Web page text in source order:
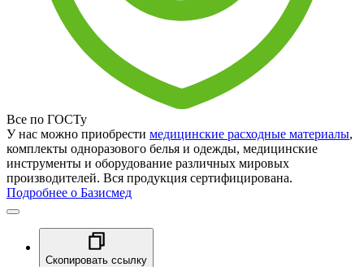
Все по ГОСТу
У нас можно приобрести медицинские расходные материалы,
комплекты одноразового белья и одежды, медицинские
инструменты и оборудование различных мировых
производителей. Вся продукция сертифицирована.
Подробнее о Базисмед
Скопировать ссылку